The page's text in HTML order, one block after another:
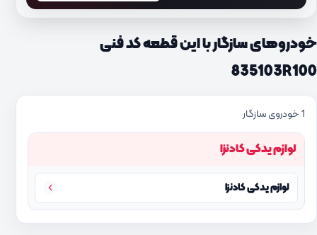
خودروهای سازگار با این قطعه کد فنی
835103R100
1 خودروی سازگار
لوازم یدکی کادنزا
لوازم یدکی کادنزا